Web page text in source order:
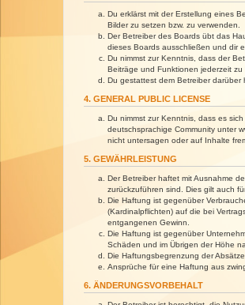
Du erklärst mit der Erstellung eines
Bilder zu setzen bzw. zu verwenden.
Der Betreiber des Boards übt das
dieses Boards ausschließen und dir
Du nimmst zur Kenntnis, dass der
Beiträge und Funktionen jederzeit zu
Du gestattest dem Betreiber
4. GENERAL PUBLIC LICENSE
Du nimmst zur Kenntnis, dass es
deutschsprachige Community unter
nicht untersagen oder auf Inhalte
5. GEWÄHRLEISTUNG
Der Betreiber haftet mit Ausnahme
zurückzuführen sind. Dies gilt auch
Die Haftung ist gegenüber
(Kardinalpflichten) auf die bei
entgangenen Gewinn.
Die Haftung ist gegenüber
Schäden und im Übrigen der Höhe
Die Haftungsbegrenzung der
Ansprüche für eine Haftung aus
6. ÄNDERUNGSVORBEHALT